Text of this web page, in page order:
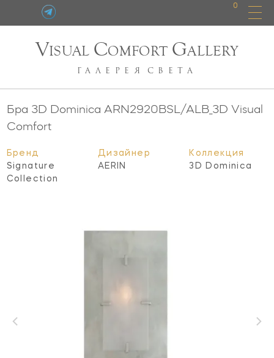
0
VISUAL COMFORT GALLERY
ГАЛЕРЕЯ СВЕТА
Бра 3D Dominica ARN2920BSL/ALB_3D Visual
Comfort
Бренд
Signature
Collection
Дизайнер
AERIN
Коллекция
3D Dominica